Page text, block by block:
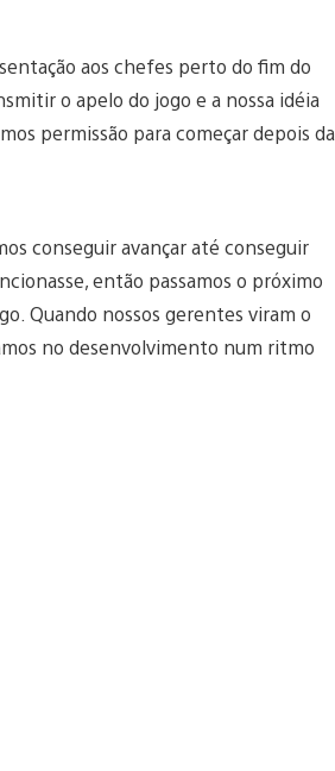
aos chefes perto do fim do
o apelo do jogo e a nossa idéia
permissão para começar depois da
conseguir avançar até conseguir
então passamos o próximo
Quando nossos gerentes viram o
no desenvolvimento num ritmo